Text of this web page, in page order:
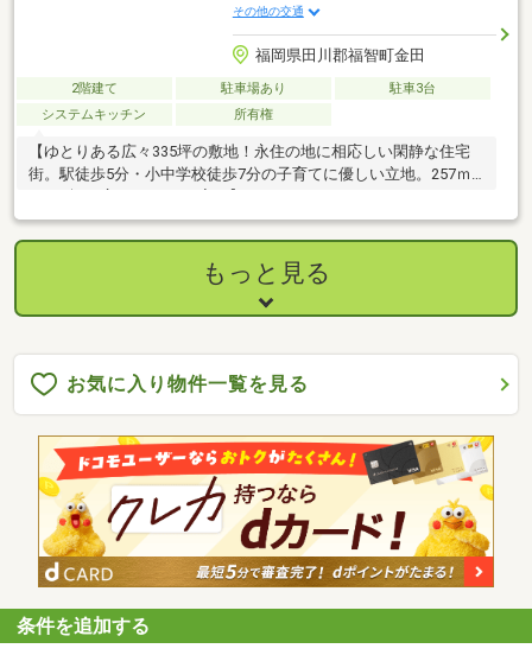
その他の交通
福岡県田川郡福智町金田
2階建て 駐車場あり
駐車3台
システムキッチン
所有権
【ゆとりある広々335坪の敷地！永住の地に相応しい閑静な住宅
街。駅徒歩5分・小中学校徒歩7分の子育てに優しい立地。257ｍ
もっと見る
お気に入り物件一覧を見る
条件を追加する